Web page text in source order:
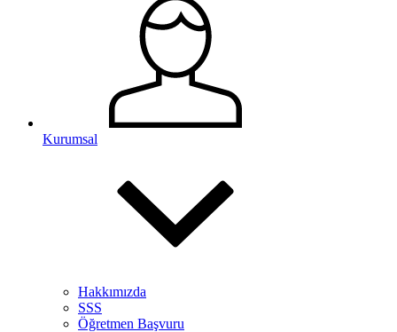
Kurumsal
Hakkımızda
SSS
Öğretmen Başvuru